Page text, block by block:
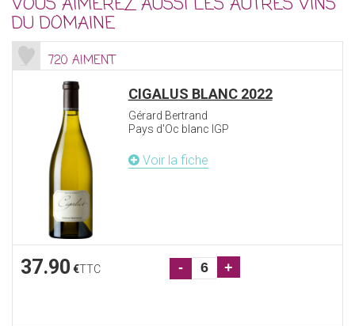
DU DOMAINE
720 AIMENT
CIGALUS BLANC 2022
Gérard Bertrand
Pays d'Oc blanc IGP
Voir la fiche
37.90 €TTC - +